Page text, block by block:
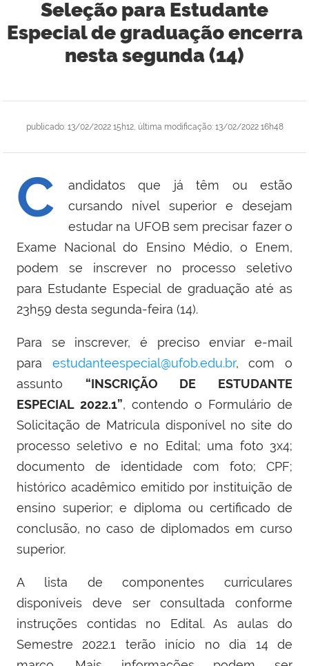
Seleção para Estudante
Especial de graduação encerra
nesta segunda (14)
publicado: 13/02/2022 15h12, última modificação: 13/02/2022 16h48
C
andidatos que já têm ou estão
cursando nível superior e desejam
estudar na UFOB sem precisar fazer o
Exame Nacional do Ensino Médio, o Enem,
podem se inscrever no processo seletivo
para Estudante Especial de graduação até as
23h59 desta segunda-feira (14).
Para se inscrever, é preciso enviar e-mail
para estudanteespecial@ufob.edu.br, com o
assunto “INSCRIÇÃO DE ESTUDANTE
ESPECIAL 2022.1”, contendo o Formulário de
Solicitação de Matrícula disponível no site do
processo seletivo e no Edital; uma foto 3x4;
documento de identidade com foto; CPF;
histórico acadêmico emitido por instituição de
ensino superior; e diploma ou certificado de
conclusão, no caso de diplomados em curso
superior.
A lista de componentes curriculares
disponíveis deve ser consultada conforme
instruções contidas no Edital. As aulas do
Semestre 2022.1 terão início no dia 14 de